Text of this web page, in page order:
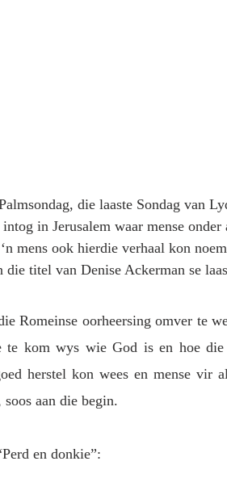
die laaste Sondag van
in Jerusalem waar mense
mens ook hierdie verhaal kon
die titel van Denise Ackerman se
Romeinse oorheersing omver te
te kom wys wie God is en hoe
herstel kon wees en mense vir
aan die begin.
en donkie”: